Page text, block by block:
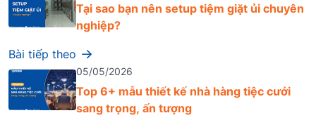
Tại sao bạn nên setup tiệm giặt ủi chuyên
nghiệp?
Bài tiếp theo
05/05/2026
Top 6+ mẫu thiết kế nhà hàng tiệc cưới
sang trọng, ấn tượng